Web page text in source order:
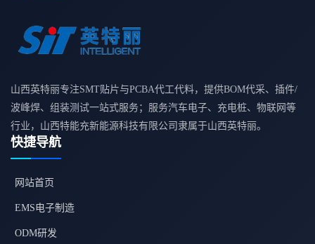
山西英特丽专注SMT贴片与PCBA代工代料，提供BOM代采、插件/
波峰焊、组装测试一站式服务；服务汽车电子、充电桩、物联网等
行业，山西特能充新能源科技有限公司隶属于山西英特丽。
快捷导航
网站首页
EMS电子制造
ODM研发